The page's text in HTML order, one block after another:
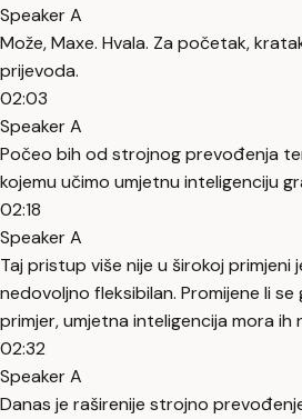
Speaker A
Može, Maxe. Hvala. Za početak,
prijevoda.
02:03
Speaker A
Počeo bih od strojnog prevođenja
kojemu učimo umjetnu inteligenciju
02:18
Speaker A
Taj pristup više nije u širokoj primjeni
nedovoljno fleksibilan. Promijene li
primjer, umjetna inteligencija mora ih
02:32
Speaker A
Danas je raširenije strojno